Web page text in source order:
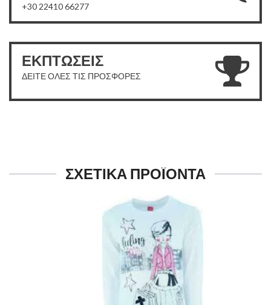
+30 22410 66277
ΕΚΠΤΩΣΕΙΣ
ΔΕΙΤΕ ΟΛΕΣ ΤΙΣ ΠΡΟΣΦΟΡΕΣ
ΣΧΕΤΙΚΑ ΠΡΟΪΟΝΤΑ